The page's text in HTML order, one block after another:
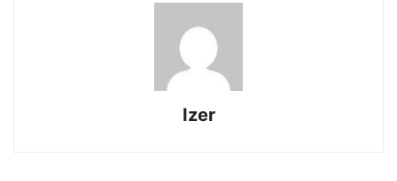
Izer